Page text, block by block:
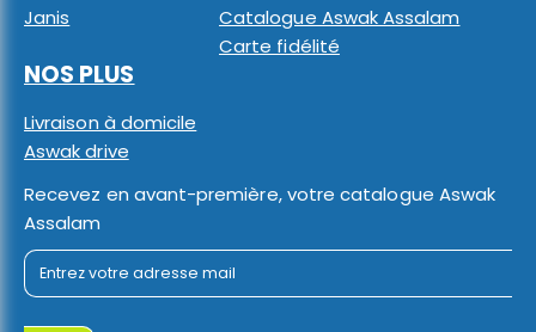
Janis
Catalogue Aswak Assalam
Carte fidélité
NOS PLUS
Livraison à domicile
Aswak drive
Recevez en avant-première, votre catalogue Aswak
Assalam